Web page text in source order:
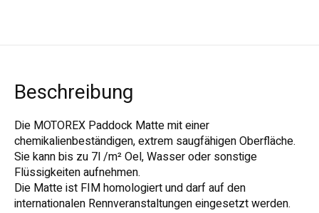
Beschreibung
Die MOTOREX Paddock Matte mit einer
chemikalienbeständigen, extrem saugfähigen Oberfläche.
Sie kann bis zu 7l /m² Oel, Wasser oder sonstige
Flüssigkeiten aufnehmen.
Die Matte ist FIM homologiert und darf auf den
internationalen Rennveranstaltungen eingesetzt werden.